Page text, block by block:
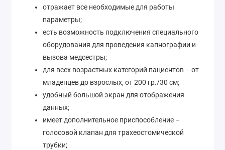
отражает все необходимые для работы
параметры;
есть возможность подключения специального
оборудования для проведения капнографии и
вызова медсестры;
для всех возрастных категорий пациентов – от
младенцев до взрослых, от 200 гр./30 см;
удобный большой экран для отображения
данных;
имеет дополнительное приспособление –
голосовой клапан для трахеостомической
трубки;